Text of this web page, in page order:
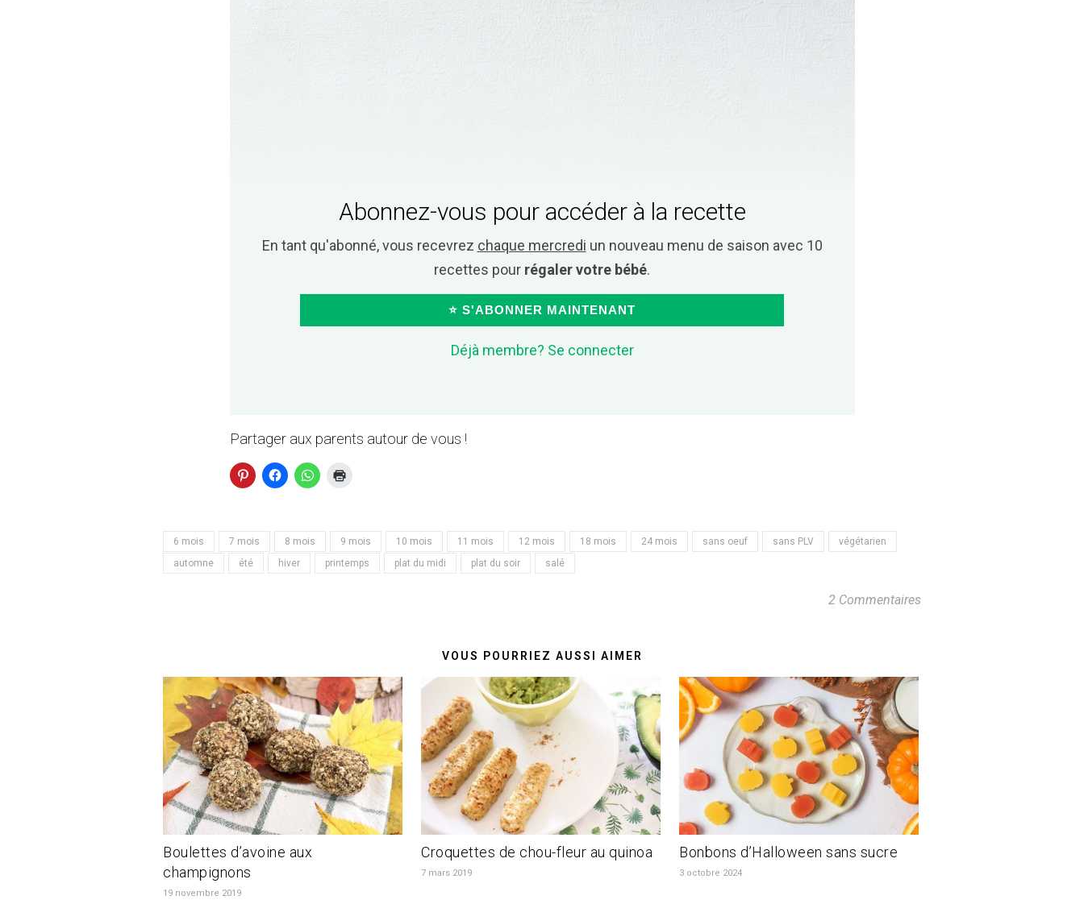
Abonnez-vous pour accéder à la recette
En tant qu'abonné, vous recevrez chaque mercredi un nouveau menu de saison avec 10
recettes pour régaler votre bébé.
⭐ S'ABONNER MAINTENANT
Déjà membre? Se connecter
Partager aux parents autour de vous !
6 mois 7 mois 8 mois 9 mois 10 mois 11 mois 12 mois 18 mois 24 mois sans oeuf sans PLV
végétarien
automne
été hiver printemps plat du midi plat du soir salé
2 Commentaires
VOUS POURRIEZ AUSSI AIMER
Boulettes d’avoine aux
champignons
19 novembre 2019
Croquettes de chou-fleur au quinoa
7 mars 2019
Bonbons d’Halloween sans sucre
3 octobre 2024